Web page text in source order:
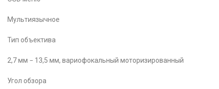
Мультиязычное
Тип объектива
2,7 мм − 13,5 мм, вариофокальный моторизированный
Угол обзора